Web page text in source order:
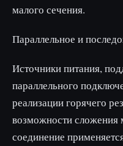
малого сечения.
Параллельное и
Источники питания,
параллельного
реализации горячего
возможности сложения
соединение